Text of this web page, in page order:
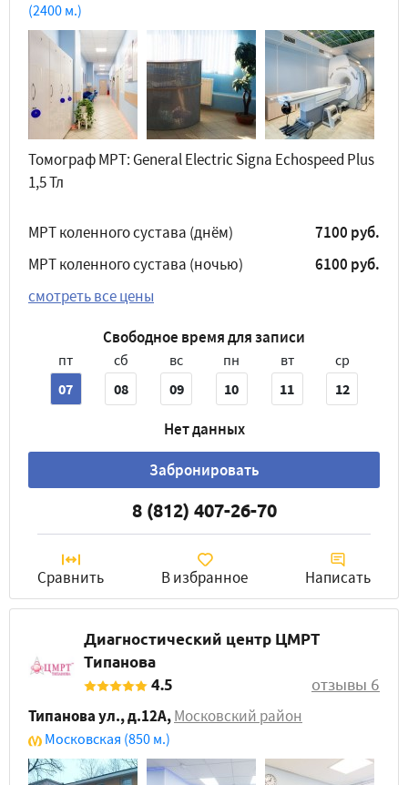
(2400 м.)
Томограф МРТ: General Electric Signa Echospeed Plus
1,5 Тл
МРТ коленного сустава (днём)
7100 руб.
МРТ коленного сустава (ночью)
6100 руб.
смотреть все цены
Свободное время для записи
пт
07
сб
08
вс
09
пн
10
вт
11
ср
12
Нет данных
Забронировать
8 (812) 407-26-70
Сравнить В избранное Написать
Диагностический центр ЦМРТ
Типанова
4.5
отзывы 6
Типанова ул., д.12А,Московский район
Московская (850 м.)